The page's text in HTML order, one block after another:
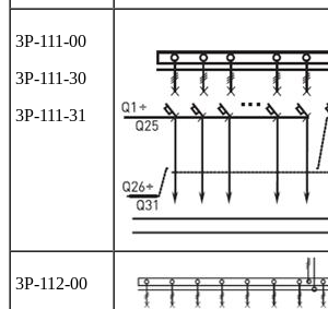
3Р-111-00
3Р-111-30
3Р-111-31
3Р-112-00